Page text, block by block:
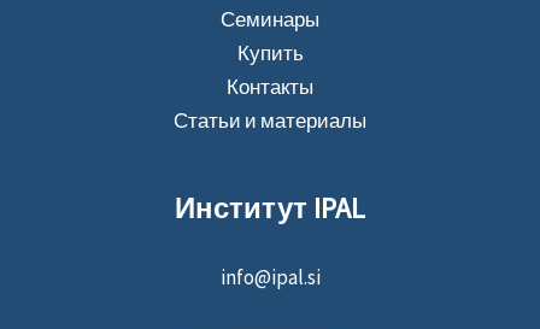
Семинары
Купить
Контакты
Статьи и материалы
Институт IPAL
info@ipal.si